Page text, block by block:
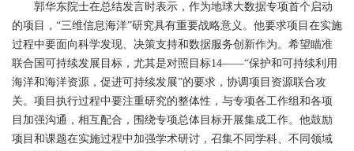
郭华东院士在总结发言时表示，作为地球大数据专项首个启动
的项目，“三维信息海洋”研究具有重要战略意义。他要求项目在实施
过程中要面向科学发现、决策支持和数据服务创新作为。希望瞄准
联合国可持续发展目标，尤其是对照目标14——“保护和可持续利用
海洋和海洋资源，促进可持续发展”的要求，协调项目资源联合攻
关。项目执行过程中要注重研究的整体性，与专项各工作组和各项
目加强沟通，相互配合，围绕专项总体目标开展集成工作。他鼓励
项目和课题在实施过程中加强学术研讨，召集不同学科、不同领域